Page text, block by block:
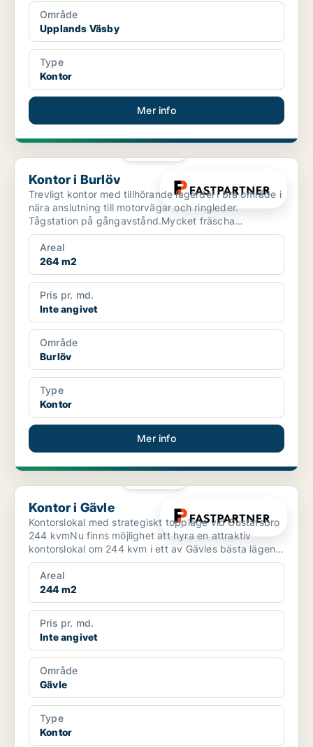
Område
Upplands Väsby
Type
Kontor
Mer info
Kontor i Burlöv
Kontor i Burlöv
Trevligt kontor med tillhörande lagerdel i bra område i
nära anslutning till motorvägar och ringleder.
Tågstation på gångavstånd.Mycket fräscha
kontorslokale...
Areal
264 m2
Pris pr. md.
Inte angivet
Område
Burlöv
Type
Kontor
Mer info
Kontor i Gävle
Kontor i Gävle
Kontorslokal med strategiskt toppläge vid Gustafsbro
244 kvmNu finns möjlighet att hyra en attraktiv
kontorslokal om 244 kvm i ett av Gävles bästa lägen
vid ...
Areal
244 m2
Pris pr. md.
Inte angivet
Område
Gävle
Type
Kontor